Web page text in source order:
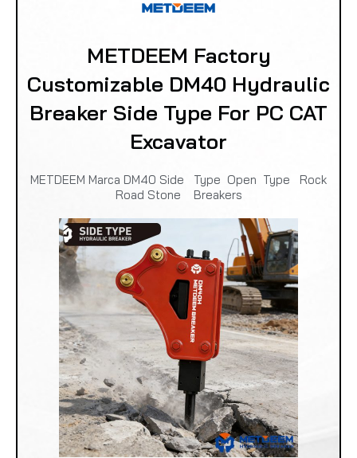
METDEEM Factory
Customizable DM40 Hydraulic
Breaker Side Type For PC CAT
Excavator
METDEEM Marca DM40 Side Type Open Type Rock
Road Stone Breakers